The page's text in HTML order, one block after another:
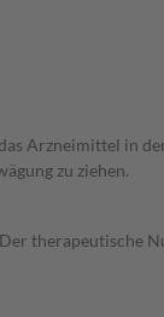
Arzneimittel in
zu ziehen.
therapeutische